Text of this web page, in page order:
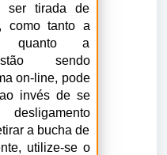
ser tirada de
como tanto a
quanto a
sendo
on-line, pode
invés de se
a bucha de
utilize-se o